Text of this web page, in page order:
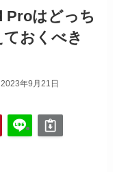
Proはどっち
おくべき
2023年9月21日